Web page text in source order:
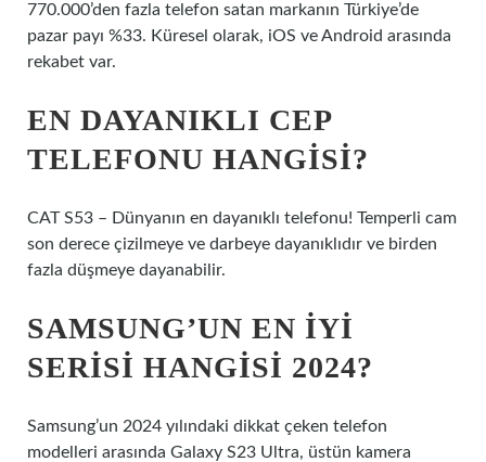
770.000’den fazla telefon satan markanın Türkiye’de
pazar payı %33. Küresel olarak, iOS ve Android arasında
rekabet var.
EN DAYANIKLI CEP
TELEFONU HANGISI?
CAT S53 – Dünyanın en dayanıklı telefonu! Temperli cam
son derece çizilmeye ve darbeye dayanıklıdır ve birden
fazla düşmeye dayanabilir.
SAMSUNG’UN EN IYI
SERISI HANGISI 2024?
Samsung’un 2024 yılındaki dikkat çeken telefon
modelleri arasında Galaxy S23 Ultra, üstün kamera